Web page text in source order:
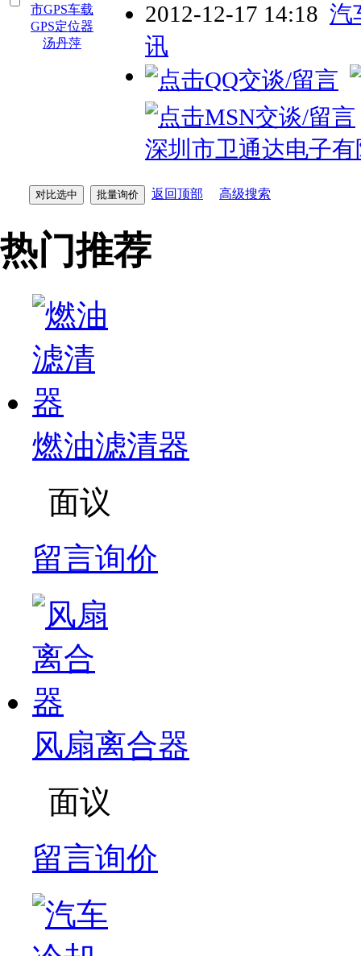
2012-12-17 14:18 汽
讯
深圳市卫通达电子
返回顶部 高级搜索
热门推荐
燃油滤清器
面议
留言询价
风扇离合器
面议
留言询价